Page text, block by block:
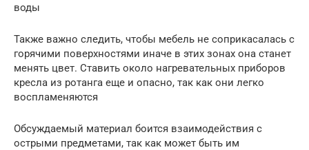
воды
Также важно следить, чтобы мебель не соприкасалась с
горячими поверхностями иначе в этих зонах она станет
менять цвет. Ставить около нагревательных приборов
кресла из ротанга еще и опасно, так как они легко
воспламеняются
Обсуждаемый материал боится взаимодействия с
острыми предметами, так как может быть им